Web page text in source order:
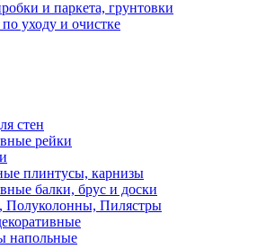
и паркета, грунтовки
уходу и очистке
стен
рейки
плинтусы, карнизы
балки, брус и доски
Полуколонны, Пилястры
напольные